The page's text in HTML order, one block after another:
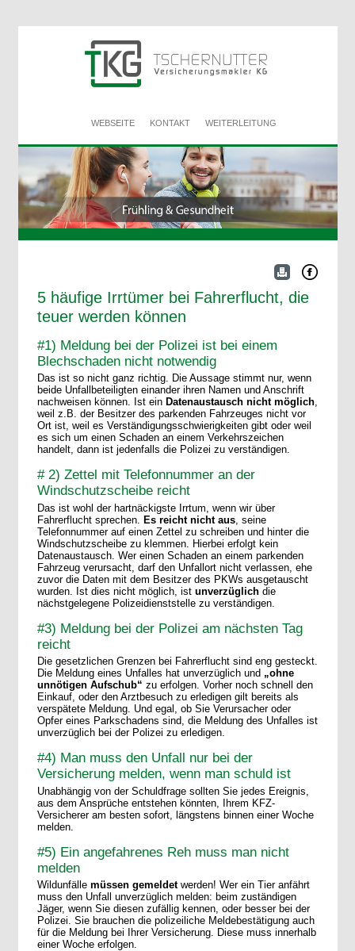
WEBSEITE KONTAKT WEITERLEITUNG
5 häufige Irrtümer bei Fahrerflucht, die
teuer werden können
#1) Meldung bei der Polizei ist bei einem
Blechschaden nicht notwendig
Das ist so nicht ganz richtig. Die Aussage stimmt nur, wenn
beide Unfallbeteiligten einander ihren Namen und Anschrift
nachweisen können. Ist ein Datenaustausch nicht möglich,
weil z.B. der Besitzer des parkenden Fahrzeuges nicht vor
Ort ist, weil es Verständigungsschwierigkeiten gibt oder weil
es sich um einen Schaden an einem Verkehrszeichen
handelt, dann ist jedenfalls die Polizei zu verständigen.
# 2) Zettel mit Telefonnummer an der
Windschutzscheibe reicht
Das ist wohl der hartnäckigste Irrtum, wenn wir über
Fahrerflucht sprechen.
Es reicht nicht aus , seine
Telefonnummer auf einen Zettel zu schreiben und hinter die
Windschutzscheibe zu klemmen. Hierbei erfolgt kein
Datenaustausch. Wer einen Schaden an einem parkenden
Fahrzeug verursacht, darf den Unfallort nicht verlassen, ehe
zuvor die Daten mit dem Besitzer des PKWs ausgetauscht
wurden. Ist dies nicht möglich, ist unverzüglich die
nächstgelegene Polizeidienststelle zu verständigen.
#3) Meldung bei der Polizei am nächsten Tag
reicht
Die gesetzlichen Grenzen bei Fahrerflucht sind eng gesteckt.
Die Meldung eines Unfalles hat unverzüglich und „ohne
unnötigen Aufschub“ zu erfolgen. Vorher noch schnell den
Einkauf, oder den Arztbesuch zu erledigen gilt bereits als
verspätete Meldung. Und egal, ob Sie Verursacher oder
Opfer eines Parkschadens sind, die Meldung des Unfalles ist
unverzüglich bei der Polizei zu erledigen.
#4) Man muss den Unfall nur bei der
Versicherung melden, wenn man schuld ist
Unabhängig von der Schuldfrage sollten Sie jedes Ereignis,
aus dem Ansprüche entstehen könnten, Ihrem KFZ-
Versicherer am besten sofort, längstens binnen einer Woche
melden.
#5) Ein angefahrenes Reh muss man nicht
melden
Wildunfälle müssen gemeldet werden! Wer ein Tier anfährt
muss den Unfall unverzüglich melden: beim zuständigen
Jäger, wenn Sie diesen zufällig kennen, oder besser bei der
Polizei. Sie brauchen die polizeiliche Meldebestätigung auch
für die Meldung bei Ihrer Versicherung. Diese muss innerhalb
einer Woche erfolgen.